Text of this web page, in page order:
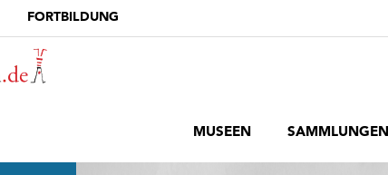
FORTBILDUNG
MUSEEN SAMMLUNGEN